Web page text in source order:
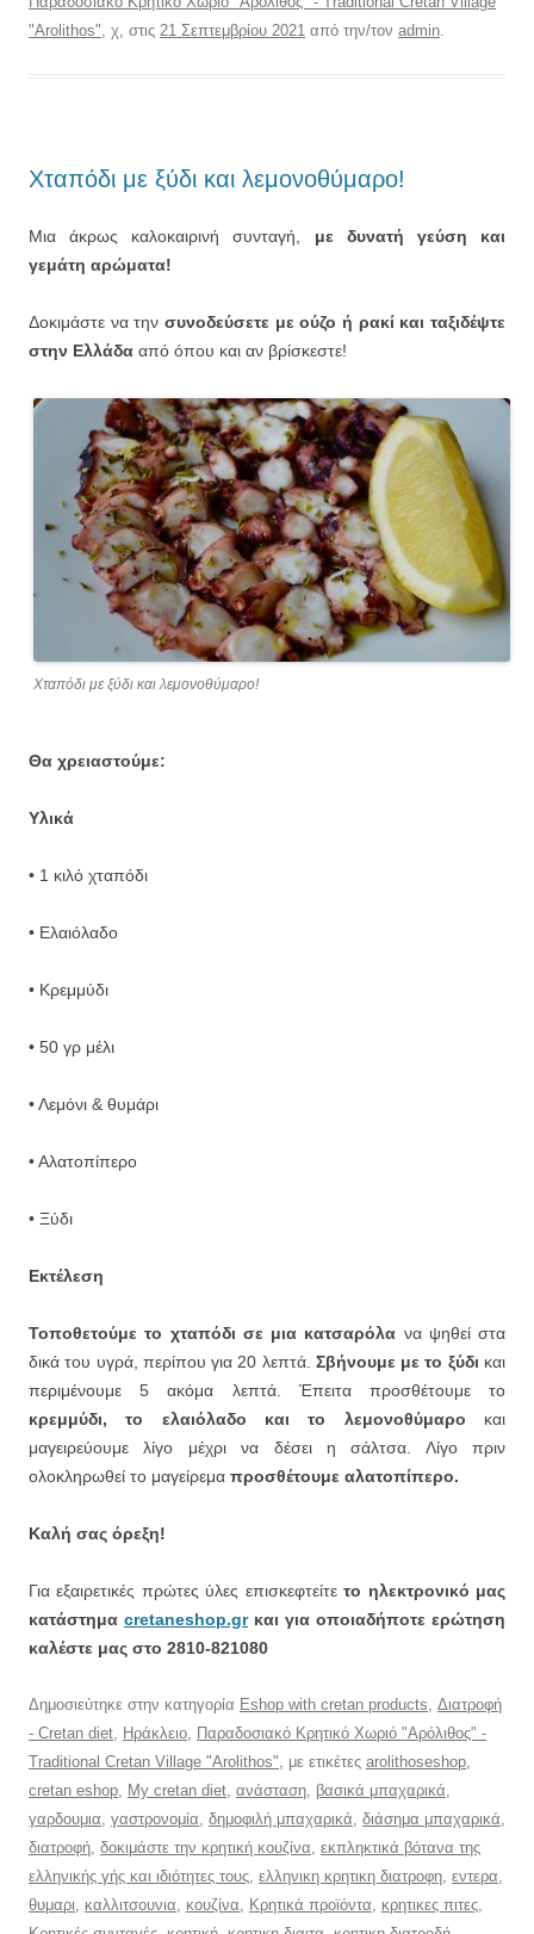
"Arolithos", χ, στις 21 Σεπτεμβρίου 2021 από την/τον admin.
Χταπόδι με ξύδι και λεμονοθύμαρο!
Μια άκρως καλοκαιρινή συνταγή, με δυνατή γεύση και
γεμάτη αρώματα!
Δοκιμάστε να την συνοδεύσετε με ούζο ή ρακί και ταξιδέψτε
στην Ελλάδα από όπου και αν βρίσκεστε!
Χταπόδι με ξύδι και λεμονοθύμαρο!
Θα χρειαστούμε:
Υλικά
• 1 κιλό χταπόδι
• Ελαιόλαδο
• Κρεμμύδι
• 50 γρ μέλι
• Λεμόνι & θυμάρι
• Αλατοπίπερο
• Ξύδι
Εκτέλεση
Τοποθετούμε το χταπόδι σε μια κατσαρόλα να ψηθεί στα
δικά του υγρά, περίπου για 20 λεπτά. Σβήνουμε με το ξύδικαι
περιμένουμε 5 ακόμα λεπτά. Έπειτα προσθέτουμε το
κρεμμύδι, το ελαιόλαδο και το λεμονοθύμαρο και
μαγειρεύουμε λίγο μέχρι να δέσει η σάλτσα. Λίγο πριν
ολοκληρωθεί το μαγείρεμα προσθέτουμε αλατοπίπερο.
Καλή σας όρεξη!
Για εξαιρετικές πρώτες ύλες επισκεφτείτετο ηλεκτρονικό μας
κατάστημα cretaneshop.grκαι για οποιαδήποτε ερώτηση
καλέστε μας στο 2810-821080
Δημοσιεύτηκε στην κατηγορία Eshop with cretan products, Διατροφή
- Cretan diet, Ηράκλειο, Παραδοσιακό Κρητικό Χωριό "Αρόλιθος" -
Traditional Cretan Village "Arolithos", με ετικέτες arolithoseshop,
cretan eshop, My cretan diet, ανάσταση, βασικά μπαχαρικά,
γαρδουμια, γαστρονομία, δημοφιλή μπαχαρικά, διάσημα μπαχαρικά,
διατροφή, δοκιμάστε την κρητική κουζίνα, εκπληκτικά βότανα της
ελληνικής γής και ιδιότητες τους, ελληνικη κρητικη διατροφη, εντερα,
θυμαρι, καλλιτσουνια, κουζίνα, Κρητικά προϊόντα, κρητικες πιτες,